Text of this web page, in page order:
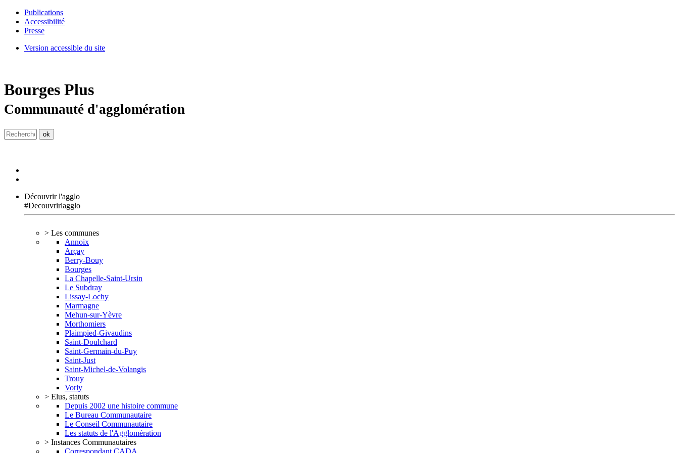
Publications
Accessibilité
Presse
Version accessible du site
Bourges Plus
Communauté d'agglomération
Découvrir l'agglo
#Decouvrirlagglo
> Les communes
Annoix
Arçay
Berry-Bouy
Bourges
La Chapelle-Saint-Ursin
Le Subdray
Lissay-Lochy
Marmagne
Mehun-sur-Yèvre
Morthomiers
Plaimpied-Givaudins
Saint-Doulchard
Saint-Germain-du-Puy
Saint-Just
Saint-Michel-de-Volangis
Trouy
Vorly
> Elus, statuts
Depuis 2002 une histoire commune
Le Bureau Communautaire
Le Conseil Communautaire
Les statuts de l'Agglomération
> Instances Communautaires
Correspondant CADA